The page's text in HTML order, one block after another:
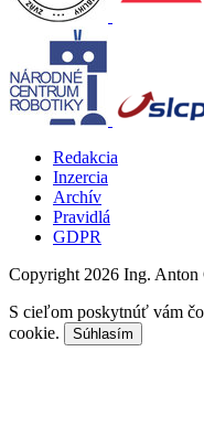
Redakcia
Inzercia
Archív
Pravidlá
GDPR
Copyright 2026 Ing. Anton
S cieľom poskytnúť vám
cookie.
Súhlasím